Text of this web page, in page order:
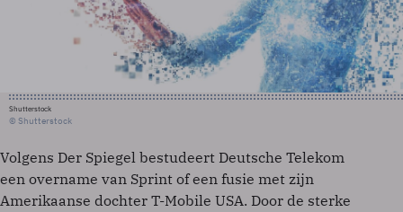
Shutterstock
© Shutterstock
Volgens Der Spiegel bestudeert Deutsche Telekom
een overname van Sprint of een fusie met zijn
Amerikaanse dochter T-Mobile USA. Door de sterke